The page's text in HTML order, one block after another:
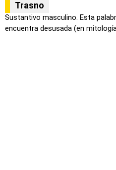
Trasno
Sustantivo masculino. Esta
encuentra desusada (en